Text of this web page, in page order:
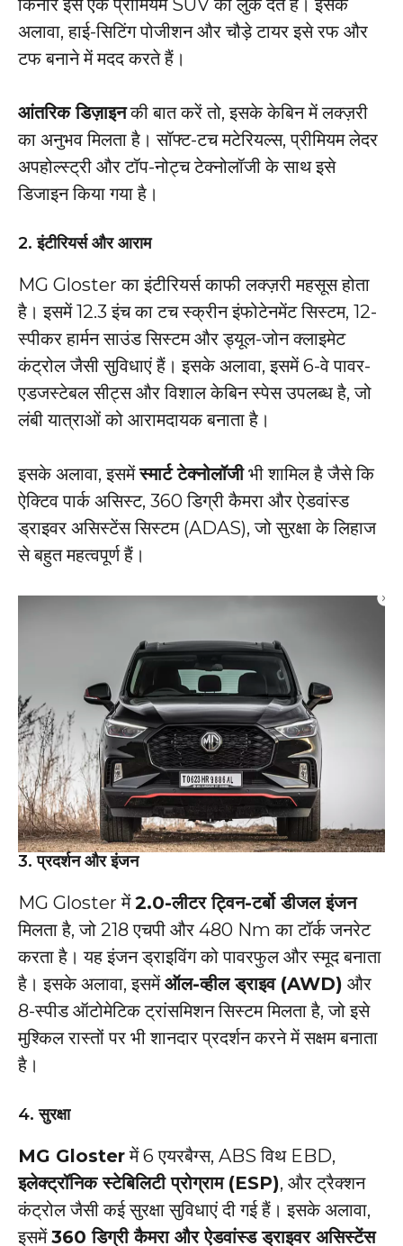
किनारे इसे एक प्रीमियम SUV का लुक देते हैं। इसके
अलावा, हाई-सिटिंग पोजीशन और चौड़े टायर इसे रफ और
टफ बनाने में मदद करते हैं।
आंतरिक डिज़ाइनकी बात करें तो, इसके केबिन में लक्ज़री
का अनुभव मिलता है। सॉफ्ट-टच मटेरियल्स, प्रीमियम लेदर
अपहोल्स्ट्री और टॉप-नोट्च टेक्नोलॉजी के साथ इसे
डिजाइन किया गया है।
2.इंटीरियर्स और आराम
MG Gloster का इंटीरियर्स काफी लक्ज़री महसूस होता
है। इसमें 12.3 इंच का टच स्क्रीन इंफोटेनमेंट सिस्टम, 12-
स्पीकर हार्मन साउंड सिस्टम और ड्यूल-जोन क्लाइमेट
कंट्रोल जैसी सुविधाएं हैं। इसके अलावा, इसमें 6-वे पावर-
एडजस्टेबल सीट्स और विशाल केबिन स्पेस उपलब्ध है, जो
लंबी यात्राओं को आरामदायक बनाता है।
इसके अलावा, इसमेंस्मार्ट टेक्नोलॉजीभी शामिल है जैसे कि
ऐक्टिव पार्क असिस्ट, 360 डिग्री कैमरा और ऐडवांस्ड
ड्राइवर असिस्टेंस सिस्टम (ADAS), जो सुरक्षा के लिहाज
से बहुत महत्वपूर्ण हैं।
3.प्रदर्शन और इंजन
MG Gloster में2.0-लीटर ट्विन-टर्बो डीजल इंजन
मिलता है, जो 218 एचपी और 480 Nm का टॉर्क जनरेट
करता है। यह इंजन ड्राइविंग को पावरफुल और स्मूद बनाता
है। इसके अलावा, इसमेंऑल-व्हील ड्राइव (AWD) और
8-स्पीड ऑटोमेटिक ट्रांसमिशन सिस्टम मिलता है, जो इसे
मुश्किल रास्तों पर भी शानदार प्रदर्शन करने में सक्षम बनाता
है।
4.सुरक्षा
MG Glosterमें 6 एयरबैग्स, ABS विथ EBD,
इलेक्ट्रॉनिक स्टेबिलिटी प्रोग्राम (ESP), और ट्रैक्शन
कंट्रोल जैसी कई सुरक्षा सुविधाएं दी गई हैं। इसके अलावा,
इसमें360 डिग्री कैमरा और ऐडवांस्ड ड्राइवर असिस्टेंस